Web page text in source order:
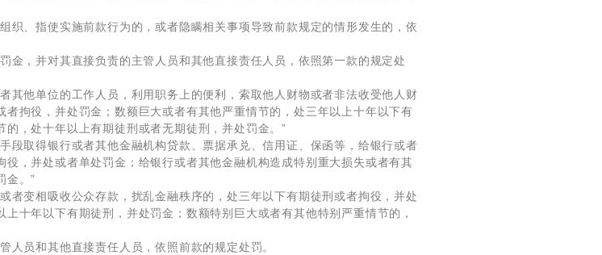
织、指使实施前款行为的，或者隐瞒相关事项导致前款规定的情形发生的，依
金，并对其直接负责的主管人员和其他直接责任人员，依照第一款的规定处
其他单位的工作人员，利用职务上的便利，索取他人财物或者非法收受他人财
拘役，并处罚金；数额巨大或者有其他严重情节的，处三年以上十年以下有
，处十年以上有期徒刑或者无期徒刑，并处罚金。”
段取得银行或者其他金融机构贷款、票据承兑、信用证、保函等，给银行或者
，并处或者单处罚金；给银行或者其他金融机构造成特别重大损失或者有其
金。”
者变相吸收公众存款，扰乱金融秩序的，处三年以下有期徒刑或者拘役，并处
十年以下有期徒刑，并处罚金；数额特别巨大或者有其他特别严重情节的，
人员和其他直接责任人员，依照前款的规定处罚。